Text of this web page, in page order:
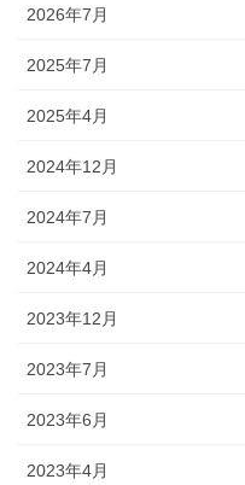
2026年7月
2025年7月
2025年4月
2024年12月
2024年7月
2024年4月
2023年12月
2023年7月
2023年6月
2023年4月